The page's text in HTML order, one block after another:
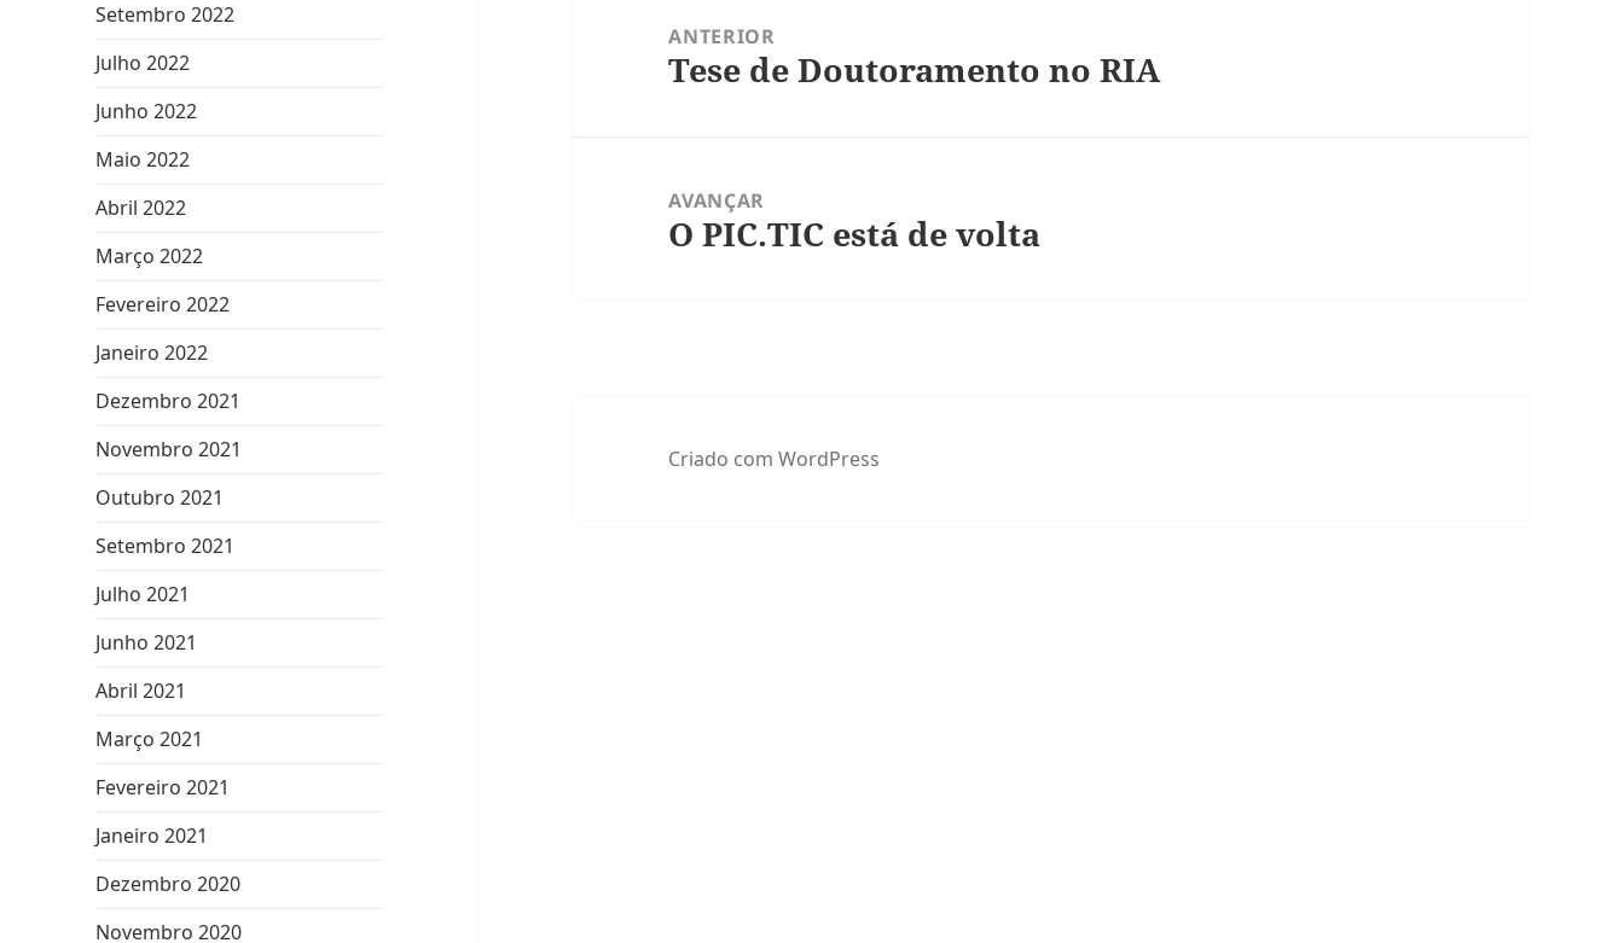
Setembro 2022
Julho 2022
Junho 2022
Maio 2022
Abril 2022
Março 2022
Fevereiro 2022
Janeiro 2022
Dezembro 2021
Novembro 2021
Outubro 2021
Setembro 2021
Julho 2021
Junho 2021
Abril 2021
Março 2021
Fevereiro 2021
Janeiro 2021
Dezembro 2020
Novembro 2020
ANTERIOR
Artigo
Tese de Doutoramento no RIA
AVANÇAR
Artigo
O PIC.TIC está de volta
Criado com WordPress